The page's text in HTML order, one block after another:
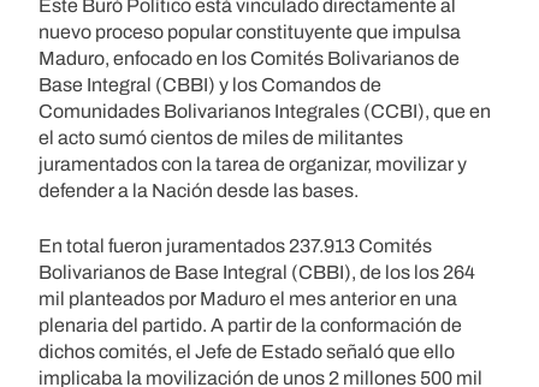
Este Buró Político está vinculado directamente al
nuevo proceso popular constituyente que impulsa
Maduro, enfocado en los Comités Bolivarianos de
Base Integral (CBBI) y los Comandos de
Comunidades Bolivarianos Integrales (CCBI), que en
el acto sumó cientos de miles de militantes
juramentados con la tarea de organizar, movilizar y
defender a la Nación desde las bases.
En total fueron juramentados 237.913 Comités
Bolivarianos de Base Integral (CBBI), de los los 264
mil planteados por Maduro el mes anterior en una
plenaria del partido. A partir de la conformación de
dichos comités, el Jefe de Estado señaló que ello
implicaba la movilización de unos 2 millones 500 mil